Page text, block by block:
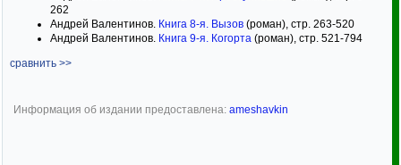
262
Андрей Валентинов. Книга 8-я. Вызов (роман), стр. 263-520
Андрей Валентинов. Книга 9-я. Когорта (роман), стр. 521-794
сравнить >>
Информация об издании предоставлена: ameshavkin